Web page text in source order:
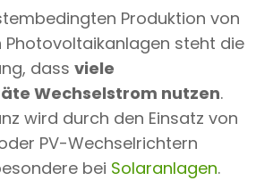
Produktion von
Photovoltaikanlagen steht die
dass viele
Wechselstrom nutzen.
wird durch den Einsatz von
PV-Wechselrichtern
bei Solaranlagen.